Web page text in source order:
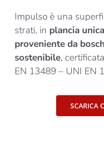
Impulso è una
strati, in plancia
proveniente da
sostenibile,
EN 13489 – UNI EN
SCARICA